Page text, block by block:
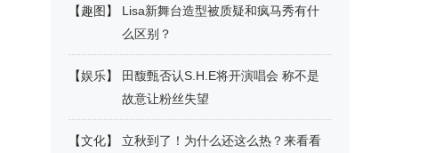
【趣图 】
Lisa新舞台造型被质疑和疯马秀有什
么区别？
【娱乐】
田馥甄否认S.H.E将开演唱会 称不是
故意让粉丝失望
【文化】
立秋到了！为什么还这么热？来看看